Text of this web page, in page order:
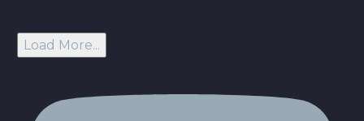
Load More...